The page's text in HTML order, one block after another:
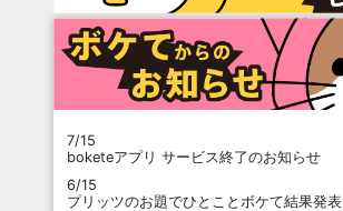
7/15
boketeアプリ サービス終了のお知らせ
6/15
プリッツのお題でひとことボケて結果発表